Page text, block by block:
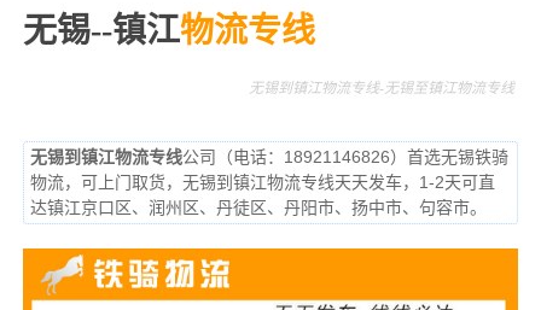
无锡--镇江物流专线
无锡到镇江物流专线-无锡至镇江物流专线
无锡到镇江物流专线公司（电话：18921146826）首选无锡铁骑
物流，可上门取货，无锡到镇江物流专线天天发车，1-2天可直
达镇江京口区、润州区、丹徒区、丹阳市、扬中市、句容市。